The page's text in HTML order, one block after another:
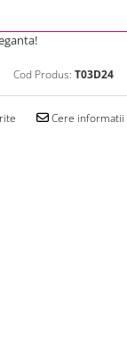
Cod Produs: T03D24
Cere informatii